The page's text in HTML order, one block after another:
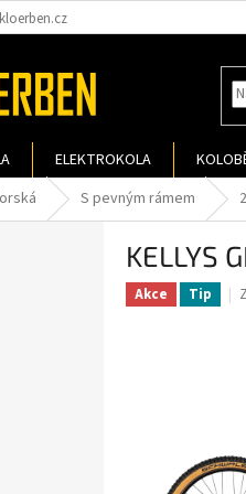
ELEKTROKOLA
S pevným rámem
KELLYS
Akce Tip